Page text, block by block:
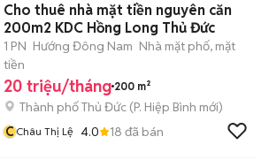
Cho thuê nhà mặt tiền nguyên căn
200m2 KDC Hồng Long Thủ Đức
1 PN Hướng Đông Nam Nhà mặt phố, mặt
tiền
20 triệu/tháng 200 m²
Thành phố Thủ Đức (P. Hiệp Bình mới)
CChâu Thị Lệ 4.0 18 đã bán